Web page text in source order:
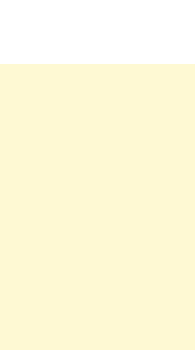
プ